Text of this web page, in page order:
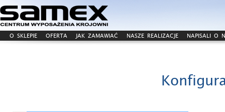
O SKLEPIE OFERTA JAK ZAMAWIAĆ NASZE REALIZACJE NAPISALI O